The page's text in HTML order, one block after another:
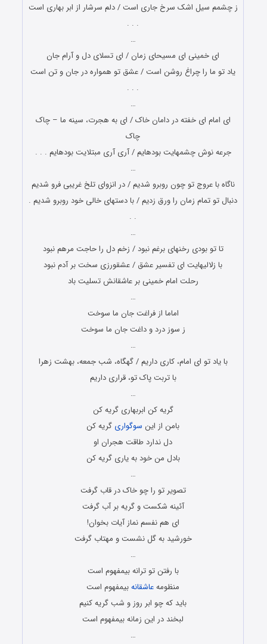
ز چشمم سیل اشک سرخ جاری است / دلم سرشار از ابر بهاری است
. . .
…
ای خمینی ای مسیحای زمان / ای تسلای دل و آرام جان
یاد تو ما را چراغ روشن است / عشق تو همواره در جان و تن است
. . .
…
ای امام ای خفته در دامان خاک / ای به هجرت، سینه ما – چاک
چاک
جرعه نوش چشمهایت بوده‏ایم / آری آری مبتلایت بوده‏ایم . . .
…
ناگاه با عروج تو چون روبرو شدیم / در انزوای تلخ غریبی فرو شدیم
دنبال تو تمام زمان را ورق زدیم / با دستهای خالی خود روبرو شدیم .
. .
…
تا تو بودی رخنه‏ای برغم نبود / زخم دل را حاجت مرهم نبود
با زلالی‏هایت ای تفسیر عشق / عشق‏ورزی سخت بر آدم نبود
رحلت امام خمینی بر عاشقانش تسلیت باد
…
اماما از فراغت جان ما سوخت
ز سوز درد و داغت جان ما سوخت
…
با یاد تو ای امام، کاری داریم / گهگاه، شب جمعه، بهشت زهرا
با تربت پاک تو، قراری داریم
…
گریه کن ابربهاری گریه کن
بامن از این سوگواری گریه کن
دل ندارد طاقت هجران او
بادل من خود به یاری گریه کن
…
تصویر تو را چو خاک در قاب گرفت
آئینه شکست و گریه بر آب گرفت
ای هم نفسم نماز آیات بخوان!
خورشید به گل نشست و مهتاب گرفت
…
با رفتن تو ترانه بی‏مفهوم است
منظومهعاشقانهبی‏مفهوم است
باید که چو ابر روز و شب گریه کنیم
لبخند در این زمانه بی‏مفهوم است
…